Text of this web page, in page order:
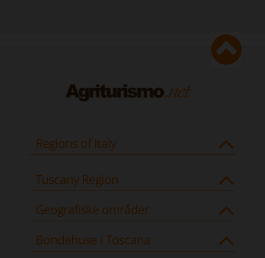
Regions of Italy
Tuscany Region
Geografiske områder
Bondehuse i Toscana